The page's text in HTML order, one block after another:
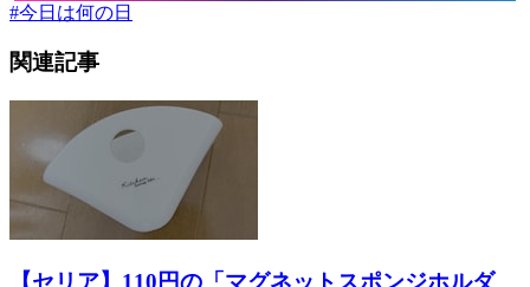
#今日は何の日
関連記事
【セリア】110円の「マグネットスポンジホルダ